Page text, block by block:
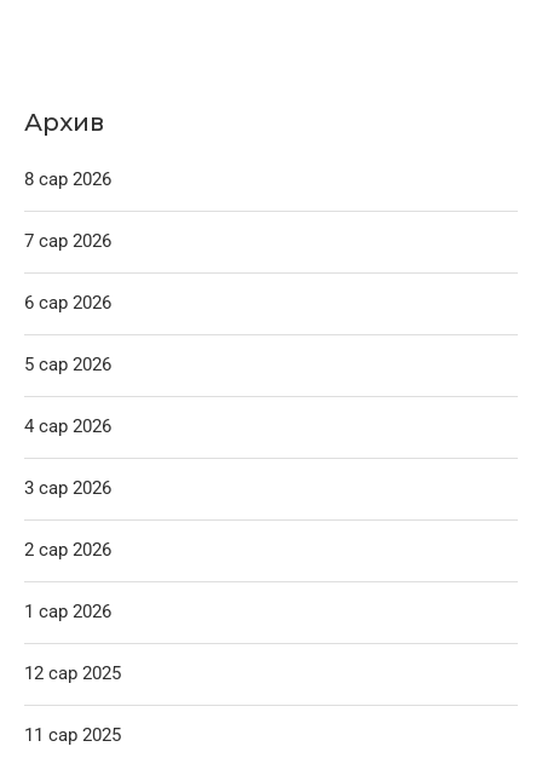
Архив
8 сар 2026
7 сар 2026
6 сар 2026
5 сар 2026
4 сар 2026
3 сар 2026
2 сар 2026
1 сар 2026
12 сар 2025
11 сар 2025